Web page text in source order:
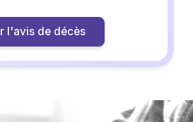
l'avis de décès